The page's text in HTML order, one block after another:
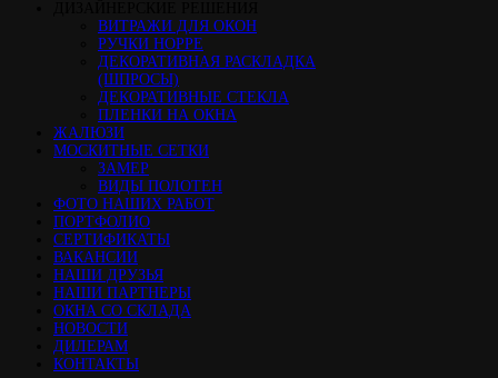
ВИТРАЖИ ДЛЯ ОКОН
РУЧКИ HOPPE
ДЕКОРАТИВНАЯ РАСКЛАДКА
(ШПРОСЫ)
ДЕКОРАТИВНЫЕ СТЕКЛА
ПЛЕНКИ НА ОКНА
ЖАЛЮЗИ
МОСКИТНЫЕ СЕТКИ
ЗАМЕР
ВИДЫ ПОЛОТЕН
ФОТО НАШИХ РАБОТ
ПОРТФОЛИО
СЕРТИФИКАТЫ
ВАКАНСИИ
НАШИ ДРУЗЬЯ
НАШИ ПАРТНЕРЫ
ОКНА СО СКЛАДА
НОВОСТИ
ДИЛЕРАМ
КОНТАКТЫ